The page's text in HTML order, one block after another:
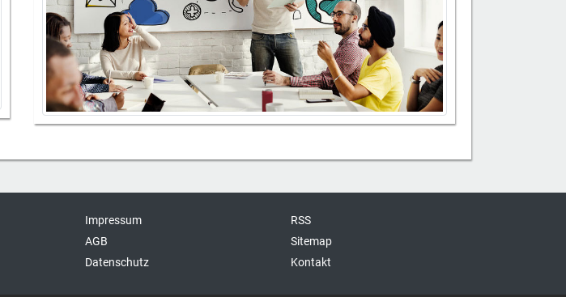
Impressum
AGB
Datenschutz
RSS
Sitemap
Kontakt